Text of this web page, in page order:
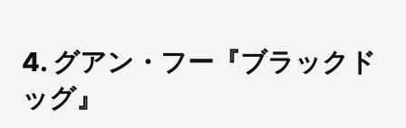
4. グアン・フー『ブラックド
ッグ』